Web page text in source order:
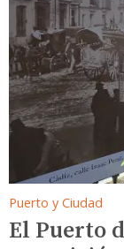
Puerto y Ciudad
El Puerto